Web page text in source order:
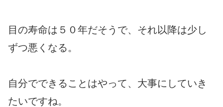
目の寿命は５０年だそうで、それ以降は少し
ずつ悪くなる。
自分でできることはやって、大事にしていき
たいですね。